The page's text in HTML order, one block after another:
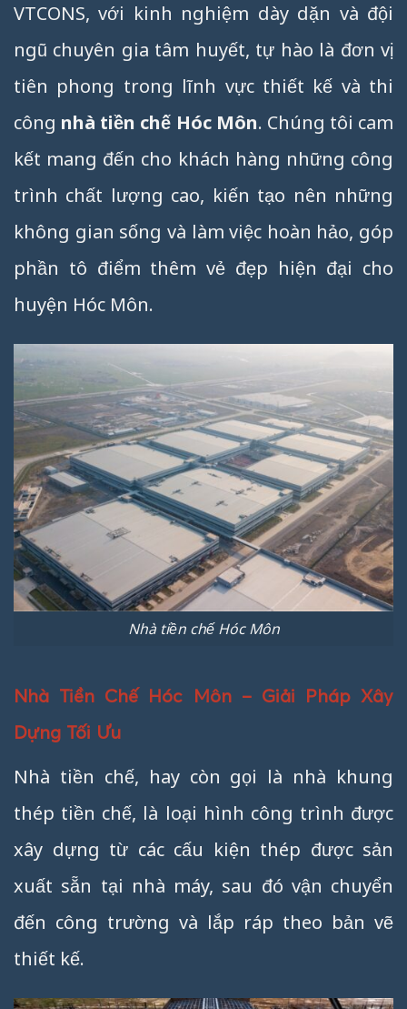
VTCONS, với kinh nghiệm dày dặn và đội
ngũ chuyên gia tâm huyết, tự hào là đơn vị
tiên phong trong lĩnh vực thiết kế và thi
công nhà tiền chế Hóc Môn. Chúng tôi cam
kết mang đến cho khách hàng những công
trình chất lượng cao, kiến tạo nên những
không gian sống và làm việc hoàn hảo, góp
phần tô điểm thêm vẻ đẹp hiện đại cho
huyện Hóc Môn.
Nhà tiền chế Hóc Môn
Nhà Tiền Chế Hóc Môn – Giải Pháp Xây
Dựng Tối Ưu
Nhà tiền chế, hay còn gọi là nhà khung
thép tiền chế, là loại hình công trình được
xây dựng từ các cấu kiện thép được sản
xuất sẵn tại nhà máy, sau đó vận chuyển
đến công trường và lắp ráp theo bản vẽ
thiết kế.